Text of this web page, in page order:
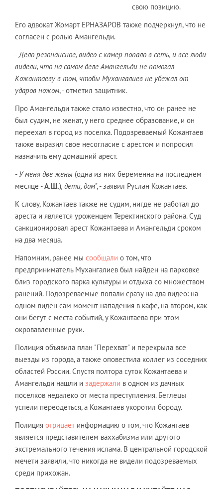
свою позицию.
Его адвокат Жомарт ЕРНАЗАРОВ также подчеркнул, что не
согласен с ролью Амангельди.
- Дело резонансное, видео с камер попало в сеть, и все люди
видели, что на самом деле Амангельди не помогал
Кожантаеву в том, чтобы Мухангалиев не убежал от
ударов ножом, - отметил защитник.
Про Амангельди также стало известно, что он ранее не
был судим, не женат, у него среднее образование, и он
переехал в город из поселка. Подозреваемый Кожантаев
также выразил свое несогласие с арестом и попросил
назначить ему домашний арест.
- У меня две жены (одна из них беременна на последнем
месяце -А.Ш.), дети, дом", - заявил Руслан Кожантаев.
К слову, Кожантаев также не судим, нигде не работал до
ареста и является уроженцем Теректинского района. Суд
санкционировал арест Кожантаева и Амангельди сроком
на два месяца.
Напомним, ранее мы сообщали о том, что
предприниматель Мухангалиев был найден на парковке
близ городского парка культуры и отдыха со множеством
ранений. Подозреваемые попали сразу на два видео: на
одном виден сам момент нападения в кафе, на втором, как
они бегут с места событий, у Кожантаева при этом
окровавленные руки.
Полиция объявила план "Перехват" и перекрыла все
выезды из города, а также оповестила коллег из соседних
областей России. Спустя полтора суток Кожантаева и
Амангельди нашли и задержали в одном из дачных
поселков недалеко от места преступления. Беглецы
успели переодеться, а Кожантаев укоротил бороду.
Полиция отрицает информацию о том, что Кожантаев
является представителем ваххабизма или другого
экстремального течения ислама. В центральной городской
мечети заявили, что никогда не видели подозреваемых
среди прихожан.